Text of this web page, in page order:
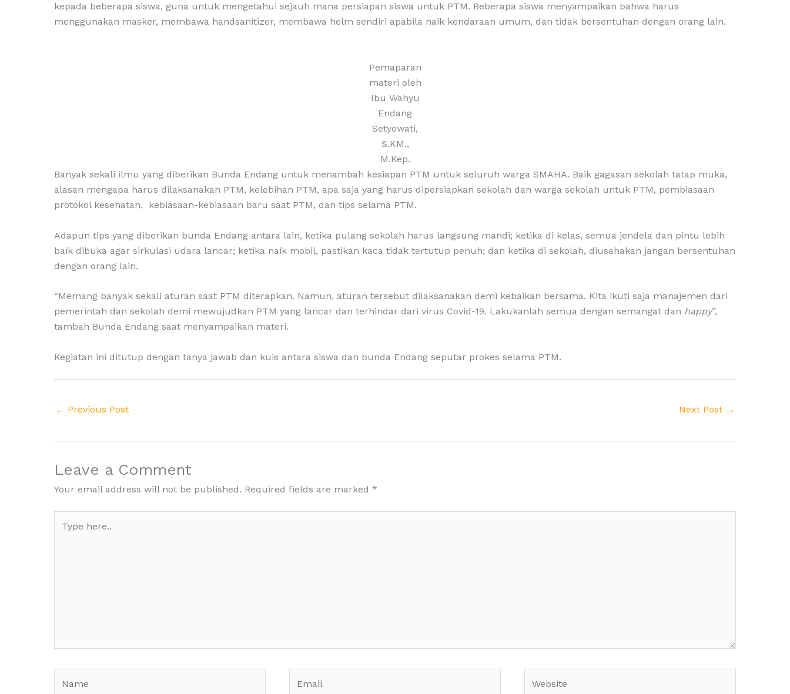
kepada beberapa siswa, guna untuk mengetahui sejauh mana persiapan siswa untuk PTM. Beberapa siswa menyampaikan bahwa harus
menggunakan masker, membawa handsanitizer, membawa helm sendiri apabila naik kendaraan umum, dan tidak bersentuhan dengan orang lain.
Pemaparan
materi oleh
Ibu Wahyu
Endang
Setyowati,
S.KM.,
M.Kep.
Banyak sekali ilmu yang diberikan Bunda Endang untuk menambah kesiapan PTM untuk seluruh warga SMAHA. Baik gagasan sekolah tatap muka,
alasan mengapa harus dilaksanakan PTM, kelebihan PTM, apa saja yang harus dipersiapkan sekolah dan warga sekolah untuk PTM, pembiasaan
protokol kesehatan, kebiasaan-kebiasaan baru saat PTM, dan tips selama PTM.
Adapun tips yang diberikan bunda Endang antara lain, ketika pulang sekolah harus langsung mandi; ketika di kelas, semua jendela dan pintu lebih
baik dibuka agar sirkulasi udara lancar; ketika naik mobil, pastikan kaca tidak tertutup penuh; dan ketika di sekolah, diusahakan jangan bersentuhan
dengan orang lain.
“Memang banyak sekali aturan saat PTM diterapkan. Namun, aturan tersebut dilaksanakan demi kebaikan bersama. Kita ikuti saja manajemen dari
pemerintah dan sekolah demi mewujudkan PTM yang lancar dan terhindar dari virus Covid-19. Lakukanlah semua dengan semangat dan happy”,
tambah Bunda Endang saat menyampaikan materi.
Kegiatan ini ditutup dengan tanya jawab dan kuis antara siswa dan bunda Endang seputar prokes selama PTM.
← Previous Post Next Post →
Leave a Comment
Your email address will not be published. Required fields are marked *
here..